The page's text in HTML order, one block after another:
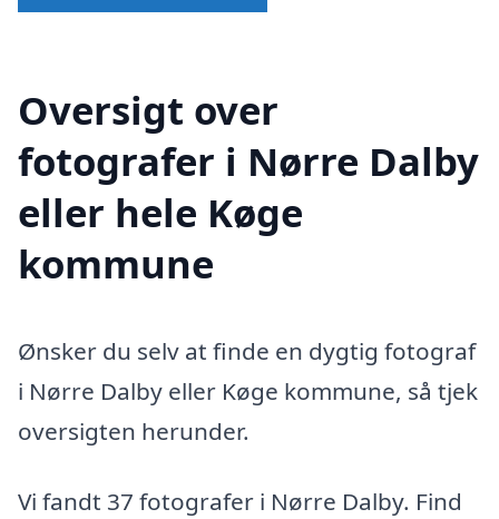
Oversigt over
fotografer i Nørre Dalby
eller hele Køge
kommune
Ønsker du selv at finde en dygtig fotograf
i Nørre Dalby eller Køge kommune, så tjek
oversigten herunder.
Vi fandt 37 fotografer i Nørre Dalby. Find